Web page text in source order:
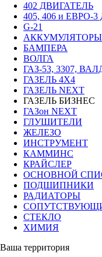
402 ДВИГАТЕЛЬ
405, 406 и ЕВРО-
G-21
АККУМУЛЯТОРЫ
БАМПЕРА
ВОЛГА
ГАЗ-53, 3307,
ГАЗЕЛЬ 4Х4
ГАЗЕЛЬ NEXT
ГАЗЕЛЬ БИЗНЕС
ГАЗон NEXT
ГЛУШИТЕЛИ
ЖЕЛЕЗО
ИНСТРУМЕНТ
КАММИНС
КРАЙСЛЕР
ОСНОВНОЙ
ПОДШИПНИКИ
РАДИАТОРЫ
СТЕКЛО
ХИМИЯ
Ваша территория